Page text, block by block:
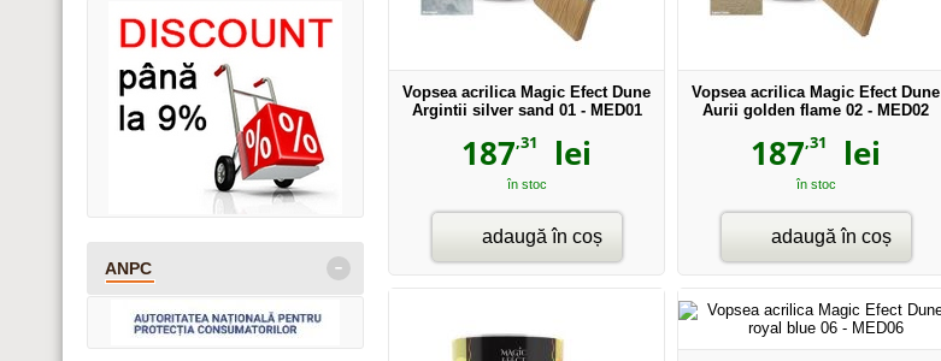
Vopsea acrilica Magic Efect Dune
Argintii silver sand 01 - MED01
187,31 lei
în stoc
adaugă în coș
Vopsea acrilica Magic Efect Dune
Aurii golden flame 02 - MED02
187,31 lei
în stoc
adaugă în coș
ANPC -